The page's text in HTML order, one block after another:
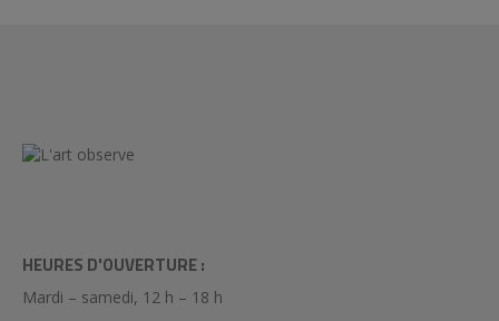
HEURES D'OUVERTURE :
Mardi – samedi, 12 h – 18 h